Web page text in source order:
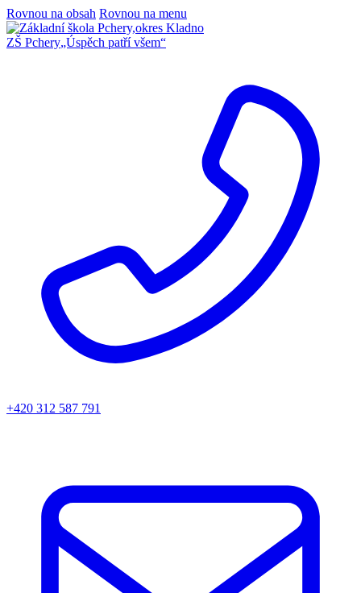
Rovnou na obsah Rovnou na menu
ZŠ Pchery„Úspěch patří všem“
+420 312 587 791